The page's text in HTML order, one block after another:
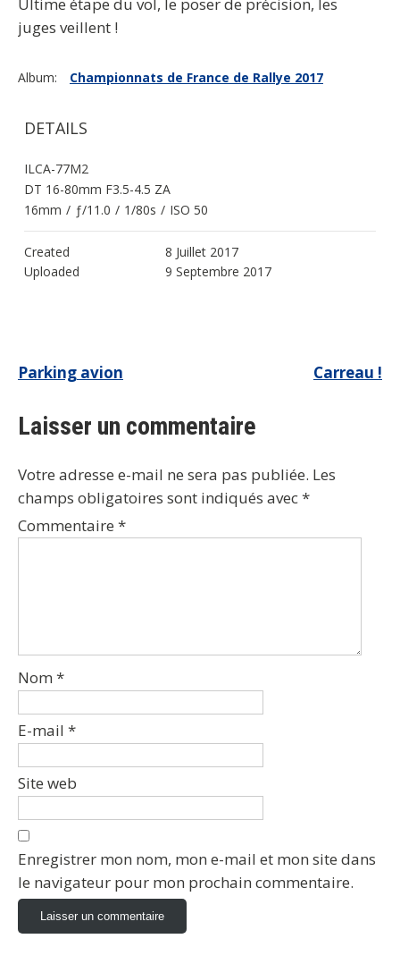
juges veillent !
Album: Championnats de France de Rallye 2017
DETAILS
ILCA-77M2
DT 16-80mm F3.5-4.5 ZA
16mm / ƒ/11.0 / 1/80s / ISO 50
Created
8 Juillet 2017
Uploaded
9 Septembre 2017
Navigation
l’article
Parking avion Carreau !
Laisser un commentaire
Votre adresse e-mail ne sera pas publiée. Les
champs obligatoires sont indiqués avec*
Commentaire *
Nom *
E-mail *
Site web
Enregistrer mon nom, mon e-mail et mon site dans
le navigateur pour mon prochain commentaire.